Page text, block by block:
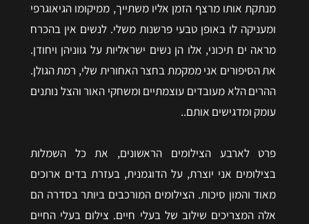
מנתקת אותו מרצף הזמן אליו משתייך, ממיקומו הגיאוגרפי
ומעניקה לו באופן טבעי פרשנות משלי. לנשים אין בהכרח
מראה ים תיכוני, אלו הן נשים ישראליות על גווניהן ויחודן.
את הסיפורים אני ממקמת בחצר האחורית שלי, רמת הגולן.
ההרים הלא מעובדים עוצמתיים ומשחקי האור והצל נותנים
עומק ומדגישים אותם..
פרט לארבע הצילומים הראשונים, את כל השמלות
בצילומים אני יוצרת, על הדוגמנית, בעזרת בדים ארוכים
מאוד והמון סיכות. הצילומים המורכבים ביותר בסדרה הם
אלה המצריכים שילוב של בעלי חיים. צילום בעלי החיים